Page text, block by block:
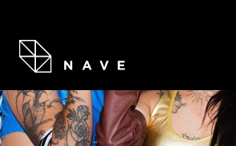
Compartir